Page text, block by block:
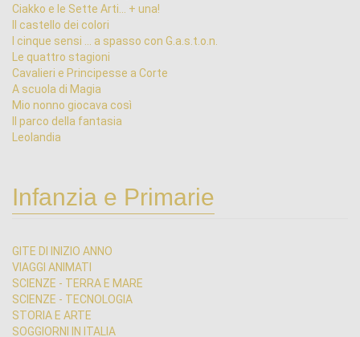
Ciakko e le Sette Arti... + una!
Il castello dei colori
I cinque sensi ... a spasso con G.a.s.t.o.n.
Le quattro stagioni
Cavalieri e Principesse a Corte
A scuola di Magia
Mio nonno giocava così
Il parco della fantasia
Leolandia
Infanzia e Primarie
GITE DI INIZIO ANNO
VIAGGI ANIMATI
SCIENZE - TERRA E MARE
SCIENZE - TECNOLOGIA
STORIA E ARTE
SOGGIORNI IN ITALIA